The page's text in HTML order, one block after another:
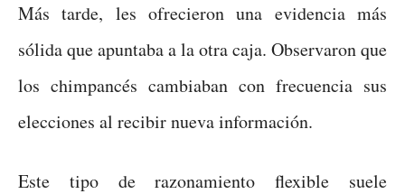
Más tarde, les ofrecieron una evidencia más
sólida que apuntaba a la otra caja. Observaron que
los chimpancés cambiaban con frecuencia sus
elecciones al recibir nueva información.
Este tipo de razonamiento flexible suele